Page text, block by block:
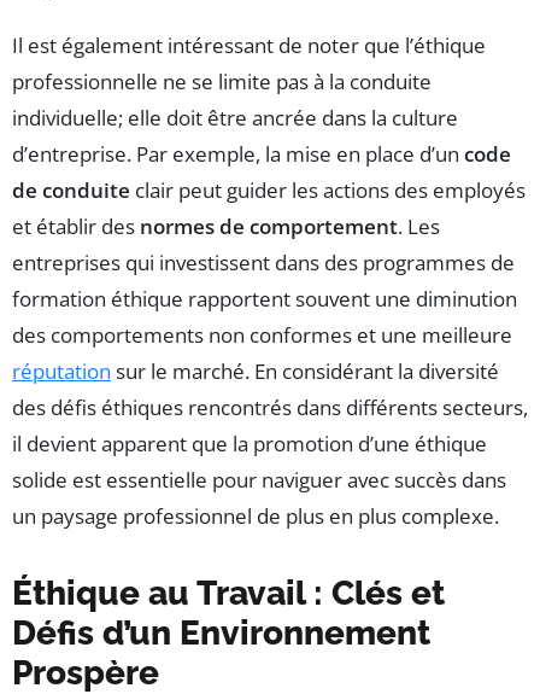
Il est également intéressant de noter que l’éthique
professionnelle ne se limite pas à la conduite
individuelle; elle doit être ancrée dans la culture
d’entreprise. Par exemple, la mise en place d’un code
de conduite clair peut guider les actions des employés
et établir des normes de comportement. Les
entreprises qui investissent dans des programmes de
formation éthique rapportent souvent une diminution
des comportements non conformes et une meilleure
réputation sur le marché. En considérant la diversité
des défis éthiques rencontrés dans différents secteurs,
il devient apparent que la promotion d’une éthique
solide est essentielle pour naviguer avec succès dans
un paysage professionnel de plus en plus complexe.
Éthique au Travail : Clés et
Défis d’un Environnement
Prospère